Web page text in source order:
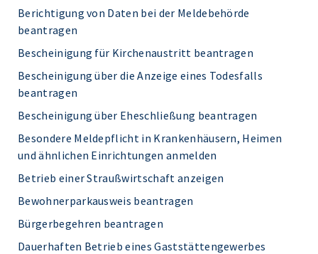
Berichtigung von Daten bei der Meldebehörde
beantragen
Bescheinigung für Kirchenaustritt beantragen
Bescheinigung über die Anzeige eines Todesfalls
beantragen
Bescheinigung über Eheschließung beantragen
Besondere Meldepflicht in Krankenhäusern, Heimen
und ähnlichen Einrichtungen anmelden
Betrieb einer Straußwirtschaft anzeigen
Bewohnerparkausweis beantragen
Bürgerbegehren beantragen
Dauerhaften Betrieb eines Gaststättengewerbes